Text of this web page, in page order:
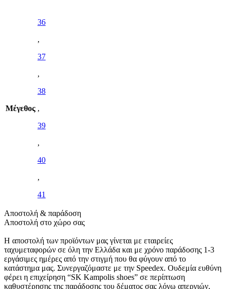
Μέγεθος
36
,
37
,
38
,
39
,
40
,
41
Αποστολή & παράδοση
Αποστολή στο χώρο σας
Η αποστολή των προϊόντων μας γίνεται με εταιρείες
ταχυμεταφορών σε όλη την Ελλάδα και με χρόνο παράδοσης 1-3
εργάσιμες ημέρες από την στιγμή που θα φύγουν από το
κατάστημα μας. Συνεργαζόμαστε με την Speedex. Oυδεμία ευθύνη
φέρει η επιχείρηση “SK Kampolis shoes” σε περίπτωση
καθυστέρησης της παράδοσης του δέματος σας λόγω απεργιών,